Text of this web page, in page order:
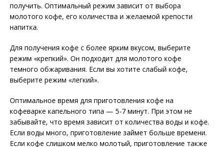
получить. Оптимальный режим зависит от выбора
молотого кофе, его количества и желаемой крепости
напитка.
Для получения кофе с более ярким вкусом, выберите
режим «крепкий». Он подходит для молотого кофе
темного обжаривания. Если вы хотите слабый кофе,
выберите режим «легкий».
Оптимальное время для приготовления кофе на
кофеварке капельного типа — 5-7 минут. При этом не
забывайте, что время зависит от количества воды и кофе.
Если воды много, приготовление займет больше времени.
Если кофе слишком мелко молотый, приготовление также